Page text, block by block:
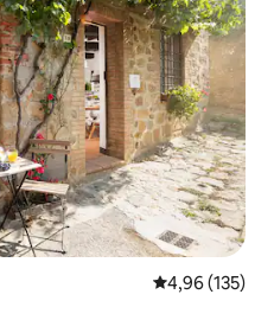
4,96 ud af 5 i
4,96 (135)